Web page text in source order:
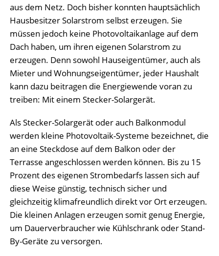
aus dem Netz. Doch bisher konnten hauptsächlich
Hausbesitzer Solarstrom selbst erzeugen. Sie
müssen jedoch keine Photovoltaikanlage auf dem
Dach haben, um ihren eigenen Solarstrom zu
erzeugen. Denn sowohl Hauseigentümer, auch als
Mieter und Wohnungseigentümer, jeder Haushalt
kann dazu beitragen die Energiewende voran zu
treiben: Mit einem Stecker-Solargerät.
Als Stecker-Solargerät oder auch Balkonmodul
werden kleine Photovoltaik-Systeme bezeichnet, die
an eine Steckdose auf dem Balkon oder der
Terrasse angeschlossen werden können. Bis zu 15
Prozent des eigenen Strombedarfs lassen sich auf
diese Weise günstig, technisch sicher und
gleichzeitig klimafreundlich direkt vor Ort erzeugen.
Die kleinen Anlagen erzeugen somit genug Energie,
um Dauerverbraucher wie Kühlschrank oder Stand-
By-Geräte zu versorgen.